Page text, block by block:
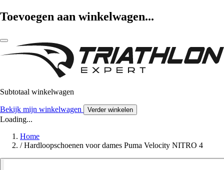
Toevoegen aan winkelwagen...
Subtotaal winkelwagen
Bekijk mijn winkelwagen Verder winkelen
Loading...
Home
/ Hardloopschoenen voor dames Puma Velocity NITRO 4